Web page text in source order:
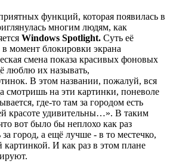
функций, которая появилась в
многим людям, как
Windows Spotlight. Суть её
в момент блокировки экрана
смена показа красивых фоновых
люблю их называть,
В этом названии, пожалуй, вся
смотришь на эти картинки, поневоле
где-то там за городом есть
красоте удивительны…». В таким
вот было бы неплохо как раз
город, а ещё лучше - в то местечко,
картинкой. И как раз в этом плане